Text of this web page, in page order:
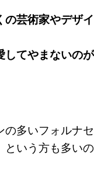
の芸術家やデザ
してやまないの
多いフォルナセ
という方も多い